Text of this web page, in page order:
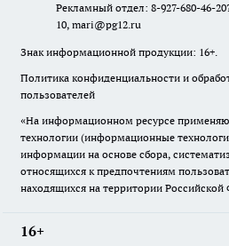
Рекламный отдел: 8-927-680-46-
10, mari@pg12.ru
Знак информационной продукции: 16+.
Политика конфиденциальности и
пользователей
«На информационном ресурсе
технологии (информационные
информации на основе сбора,
относящихся к предпочтениям
находящихся на территории Российской
16+